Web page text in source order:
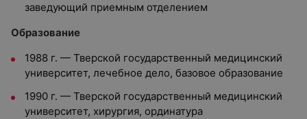
заведующий приемным отделением
Образование
1988 г. — Тверской государственный медицинский
университет, лечебное дело, базовое образование
1990 г. — Тверской государственный медицинский
университет, хирургия, ординатура